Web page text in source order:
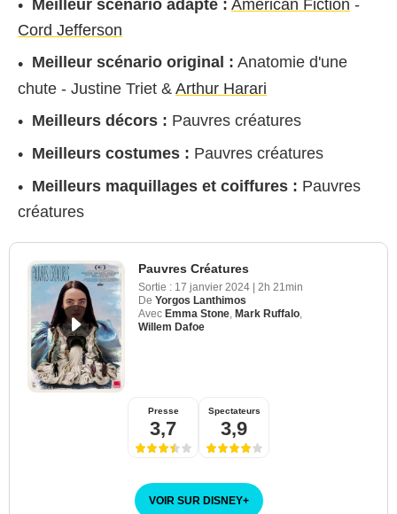
Meilleur scénario adapté : American Fiction -
Cord Jefferson
Meilleur scénario original : Anatomie d'une
chute - Justine Triet & Arthur Harari
Meilleurs décors : Pauvres créatures
Meilleurs costumes : Pauvres créatures
Meilleurs maquillages et coiffures : Pauvres
créatures
Pauvres Créatures
Sortie : 17 janvier 2024
2h 21min
De Yorgos Lanthimos
Avec Emma Stone, Mark Ruffalo,
Willem Dafoe
Presse
3,7
Spectateurs
3,9
VOIR SUR DISNEY+